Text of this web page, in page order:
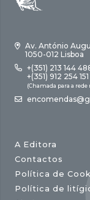
Av. António
1050-012 Lisboa
+(351) 213 144
+(351) 912 254 151
(Chamada para a rede
A Editora
Contactos
Política de
Política de